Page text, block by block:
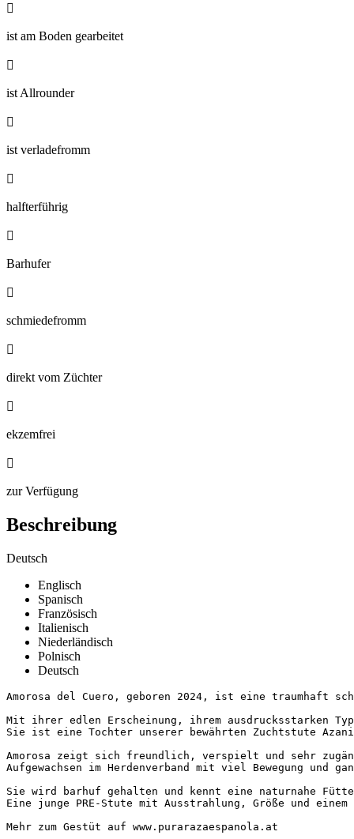

ist am Boden gearbeitet

ist Allrounder

ist verladefromm

halfterführig

Barhufer

schmiedefromm

direkt vom Züchter

ekzemfrei

zur Verfügung
Beschreibung
Deutsch
Englisch
Spanisch
Französisch
Italienisch
Niederländisch
Polnisch
Deutsch
Amorosa del Cuero, geboren 2024, ist eine traumhaft
Mit ihrer edlen Erscheinung, ihrem ausdrucksstarken
Sie ist eine Tochter unserer bewährten Zuchtstute
Amorosa zeigt sich freundlich, verspielt und sehr
Aufgewachsen im Herdenverband mit viel Bewegung
Sie wird barhuf gehalten und kennt eine naturnahe
Eine junge PRE-Stute mit Ausstrahlung, Größe und
Mehr zum Gestüt auf www.purarazaespanola.at